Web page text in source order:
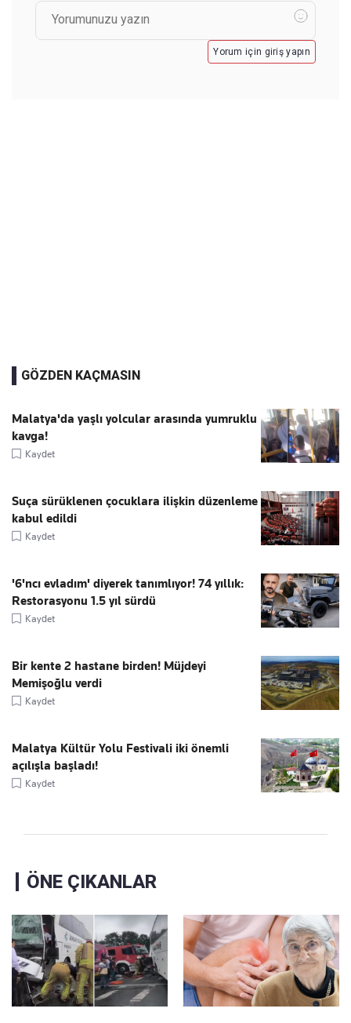
Yorum için giriş yapın
GÖZDEN KAÇMASIN
Malatya'da yaşlı yolcular arasında yumruklu
kavga!
Kaydet
Suça sürüklenen çocuklara ilişkin düzenleme
kabul edildi
Kaydet
'6'ncı evladım' diyerek tanımlıyor! 74 yıllık:
Restorasyonu 1.5 yıl sürdü
Kaydet
Bir kente 2 hastane birden! Müjdeyi
Memişoğlu verdi
Kaydet
Malatya Kültür Yolu Festivali iki önemli
açılışla başladı!
Kaydet
ÖNE ÇIKANLAR